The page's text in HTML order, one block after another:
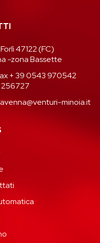
47122 (FC)
-zona Bassette
+ 39 0543 970542
256727
minoia.it